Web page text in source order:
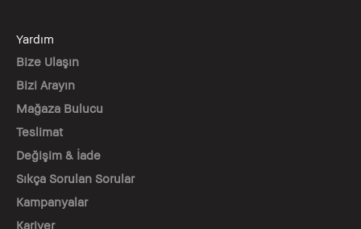
Yardım
Bize Ulaşın
Bizi Arayın
Mağaza Bulucu
Teslimat
Değişim & İade
Sıkça Sorulan Sorular
Kampanyalar
Kariyer